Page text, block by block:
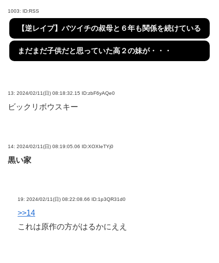
1003: ID:RSS
【逆レイプ】バツイチの叔母と６年も関係を続けている
まだまだ子供だと思っていた高２の妹が・・・
13: 2024/02/11(日) 08:18:32.15 ID:zbF6yAQe0
ビックリボウスキー
14: 2024/02/11(日) 08:19:05.06 ID:XOXIeTYj0
黒い家
19: 2024/02/11(日) 08:22:08.66 ID:1p3QR31d0
>>14
これは原作の方がはるかにええ